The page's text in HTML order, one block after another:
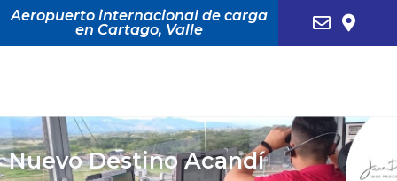
Aeropuerto internacional de carga
en Cartago, Valle
Nuevo Destino Acandí